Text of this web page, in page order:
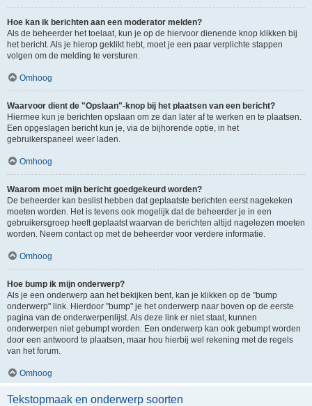
Hoe kan ik berichten aan een moderator melden?
Als de beheerder het toelaat, kun je op de hiervoor dienende knop klikken bij
het bericht. Als je hierop geklikt hebt, moet je een paar verplichte stappen
volgen om de melding te versturen.
Omhoog
Waarvoor dient de "Opslaan"-knop bij het plaatsen van een bericht?
Hiermee kun je berichten opslaan om ze dan later af te werken en te plaatsen.
Een opgeslagen bericht kun je, via de bijhorende optie, in het
gebruikerspaneel weer laden.
Omhoog
Waarom moet mijn bericht goedgekeurd worden?
De beheerder kan beslist hebben dat geplaatste berichten eerst nagekeken
moeten worden. Het is tevens ook mogelijk dat de beheerder je in een
gebruikersgroep heeft geplaatst waarvan de berichten altijd nagelezen moeten
worden. Neem contact op met de beheerder voor verdere informatie.
Omhoog
Hoe bump ik mijn onderwerp?
Als je een onderwerp aan het bekijken bent, kan je klikken op de "bump
onderwerp" link. Hierdoor "bump" je het onderwerp naar boven op de eerste
pagina van de onderwerpenlijst. Als deze link er niet staat, kunnen
onderwerpen niet gebumpt worden. Een onderwerp kan ook gebumpt worden
door een antwoord te plaatsen, maar hou hierbij wel rekening met de regels
van het forum.
Omhoog
Tekstopmaak en onderwerp soorten